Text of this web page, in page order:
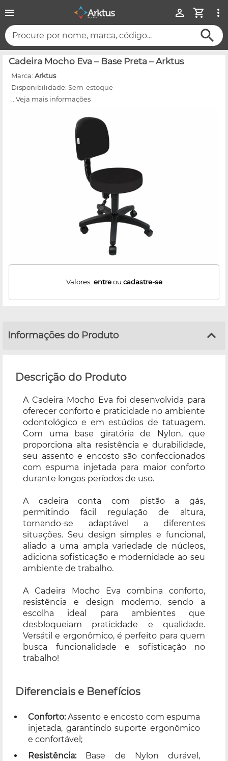
Procure por nome, marca, código...
Cadeira Mocho Eva – Base Preta – Arktus
Marca: Arktus
Disponibilidade: Sem-estoque
...Veja mais informações
Valores: entreou cadastre-se
Informações do Produto
Descrição do Produto
A Cadeira Mocho Eva foi desenvolvida para
oferecer conforto e praticidade no ambiente
odontológico e em estúdios de tatuagem.
Com uma base giratória de Nylon, que
proporciona alta resistência e durabilidade,
seu assento e encosto são confeccionados
com espuma injetada para maior conforto
durante longos períodos de uso.
A cadeira conta com pistão a gás,
permitindo fácil regulação de altura,
tornando-se adaptável a diferentes
situações. Seu design simples e funcional,
aliado a uma ampla variedade de núcleos,
adiciona sofisticação e modernidade ao seu
ambiente de trabalho.
A Cadeira Mocho Eva combina conforto,
resistência e design moderno, sendo a
escolha ideal para ambientes que
desbloqueiam praticidade e qualidade.
Versátil e ergonômico, é perfeito para quem
busca funcionalidade e sofisticação no
trabalho!
Diferenciais e Benefícios
Conforto:Assento e encosto com espuma
injetada, garantindo suporte ergonômico
e confortável;
Resistência:Base de Nylon durável,